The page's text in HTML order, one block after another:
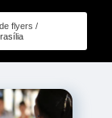
flyers